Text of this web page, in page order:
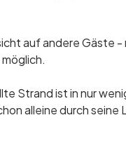
auf andere
Strand ist in nur
alleine durch seine